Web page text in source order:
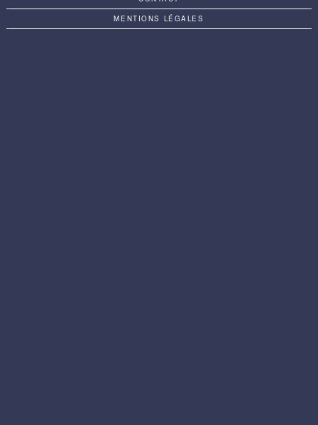
MENTIONS LÉGALES